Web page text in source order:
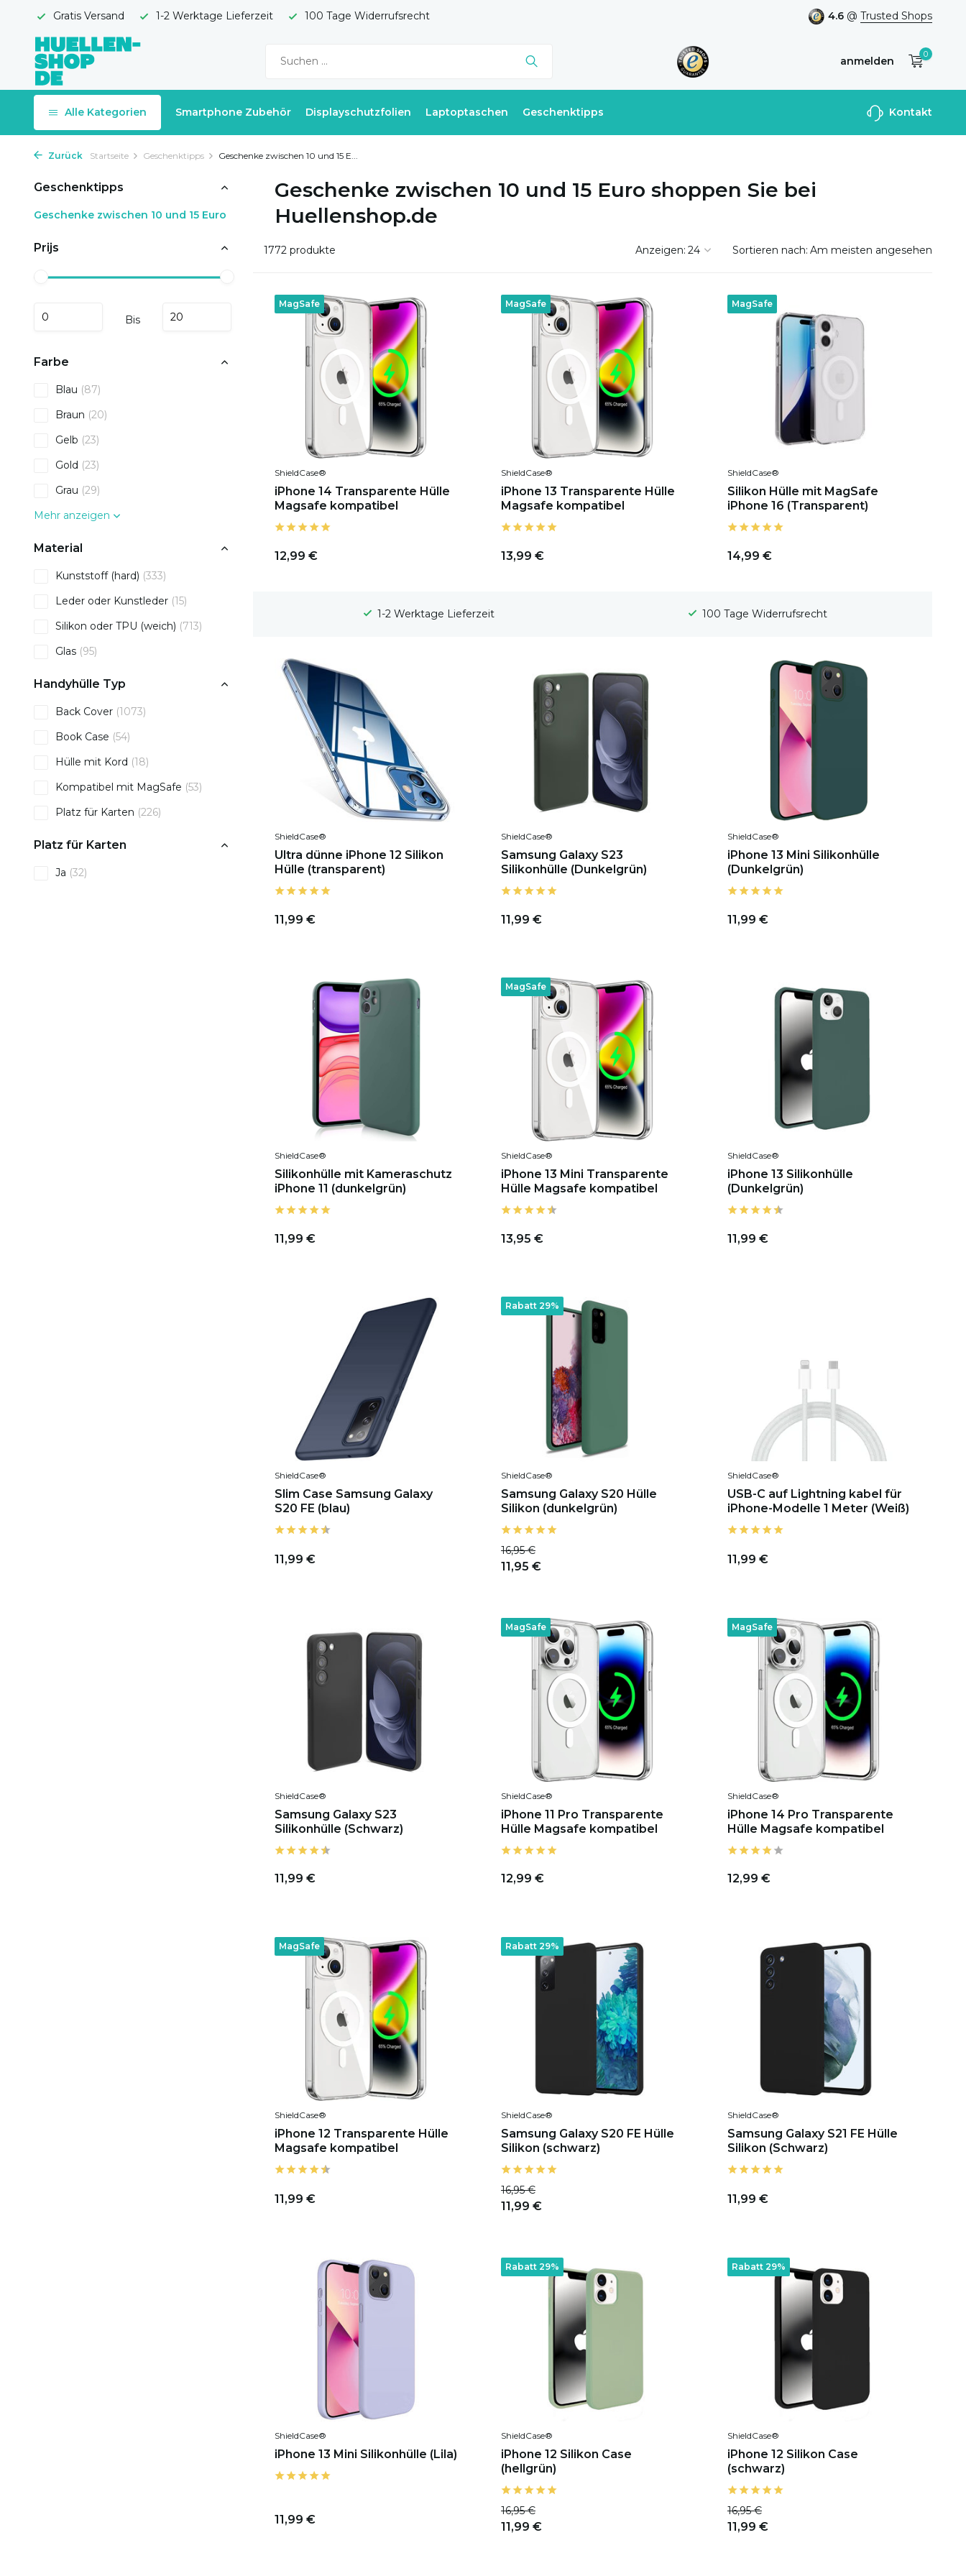
Gratis Versand 1-2 Werktage Lieferzeit 100 Tage Widerrufsrecht 4.6 @ Trusted Shops
anmelden
Benutzerkonto
0
Alle Kategorien Smartphone Zubehör Displayschutzfolien Laptoptaschen Geschenktipps Kontakt
Zurück Startseite Geschenktipps Geschenke zwischen 10 und 15 E...
Geschenktipps
Geschenke zwischen 10 und 15 Euro
Prijs
Bis
Farbe
Blau (87)
Braun (20)
Gelb (23)
Gold (23)
Grau (29)
Mehr anzeigen
Material
Kunststoff (hard) (333)
Leder oder Kunstleder (15)
Silikon oder TPU (weich) (713)
Glas (95)
Handyhülle Typ
Back Cover (1073)
Book Case (54)
Hülle mit Kord (18)
Kompatibel mit MagSafe (53)
Platz für Karten (226)
Platz für Karten
Ja (32)
Geschenke zwischen 10 und 15 Euro shoppen Sie bei
Huellenshop.de
1772 produkte Anzeigen: Sortieren nach:
MagSafe
ShieldCase®
iPhone 14 Transparente Hülle
Magsafe kompatibel
12,99 €
MagSafe
ShieldCase®
iPhone 13 Transparente Hülle
Magsafe kompatibel
13,99 €
MagSafe
ShieldCase®
Silikon Hülle mit MagSafe
iPhone 16 (Transparent)
14,99 €
100 Tage Widerrufsrecht Gratis Versand
ShieldCase®
Ultra dünne iPhone 12 Silikon
Hülle (transparent)
11,99 €
ShieldCase®
Samsung Galaxy S23
Silikonhülle (Dunkelgrün)
11,99 €
ShieldCase®
iPhone 13 Mini Silikonhülle
(Dunkelgrün)
11,99 €
ShieldCase®
Silikonhülle mit Kameraschutz
iPhone 11 (dunkelgrün)
11,99 €
MagSafe
ShieldCase®
iPhone 13 Mini Transparente
Hülle Magsafe kompatibel
13,95 €
ShieldCase®
iPhone 13 Silikonhülle
(Dunkelgrün)
11,99 €
ShieldCase®
Slim Case Samsung Galaxy
S20 FE (blau)
11,99 €
Rabatt 29%
ShieldCase®
Samsung Galaxy S20 Hülle
Silikon (dunkelgrün)
16,95 €
11,95 €
ShieldCase®
USB-C auf Lightning kabel für
iPhone-Modelle 1 Meter (Weiß)
11,99 €
ShieldCase®
Samsung Galaxy S23
Silikonhülle (Schwarz)
11,99 €
MagSafe
ShieldCase®
iPhone 11 Pro Transparente
Hülle Magsafe kompatibel
12,99 €
MagSafe
ShieldCase®
iPhone 14 Pro Transparente
Hülle Magsafe kompatibel
12,99 €
MagSafe
ShieldCase®
iPhone 12 Transparente Hülle
Magsafe kompatibel
11,99 €
Rabatt 29%
ShieldCase®
Samsung Galaxy S20 FE Hülle
Silikon (schwarz)
16,95 €
11,99 €
ShieldCase®
Samsung Galaxy S21 FE Hülle
Silikon (Schwarz)
11,99 €
ShieldCase®
iPhone 13 Mini Silikonhülle (Lila)
11,99 €
Rabatt 29%
ShieldCase®
iPhone 12 Silikon Case
(hellgrün)
16,95 €
11,99 €
Rabatt 29%
ShieldCase®
iPhone 12 Silikon Case
(schwarz)
16,95 €
11,99 €